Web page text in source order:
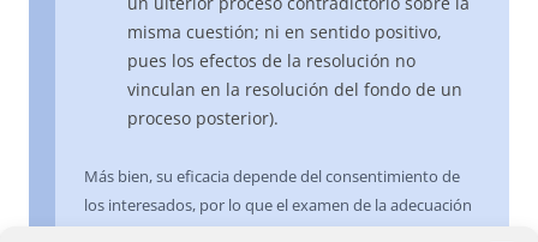
misma cuestión; ni en sentido positivo,
pues los efectos de la resolución no
vinculan en la resolución del fondo de un
proceso posterior).
Más bien, su eficacia depende del consentimiento de
los interesados, por lo que el examen de la adecuación